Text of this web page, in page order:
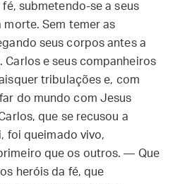
submetendo-se a seus
morte. Sem temer as
seus corpos antes a
Carlos e seus companheiros
tribulações e, com
do mundo com Jesus
que se recusou a
foi queimado vivo,
que os outros. — Que
heróis da fé, que